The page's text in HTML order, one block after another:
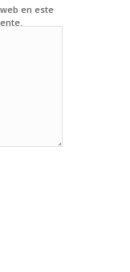
en este